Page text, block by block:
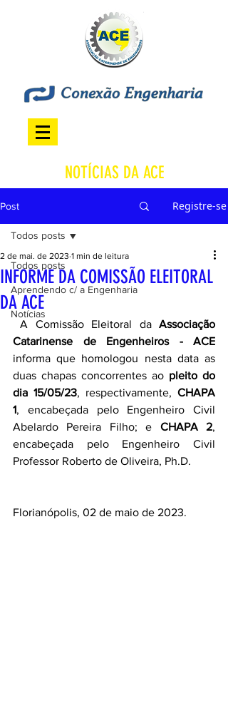
NOTÍCIAS DA ACE
Post Registre-se
Todos posts
Aprendendo c/ a Engenharia
Notícias
Todos posts
INFORME DA COMISSÃO ELEITORAL
DA ACE
2 de mai. de 2023 1 min de leitura
A Comissão Eleitoral da Associação
Catarinense de Engenheiros - ACE
informa que homologou nesta data as
duas chapas concorrentes ao pleito do
dia 15/05/23, respectivamente, CHAPA
1, encabeçada pelo Engenheiro Civil
Abelardo Pereira Filho; e CHAPA 2,
encabeçada pelo Engenheiro Civil
Professor Roberto de Oliveira, Ph.D.
Florianópolis, 02 de maio de 2023.